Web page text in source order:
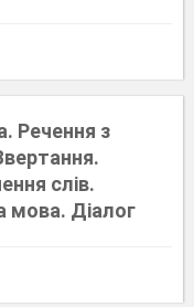
Речення з
слів.
мова. Діалог